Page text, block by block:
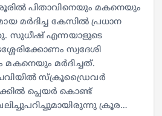
പിതാവിനെയും മകനെയും
മര്‍ദിച്ച കേസില്‍ പ്രധാന
സുധീഷ് എന്നയാളുടെ
സ്വദേശി
മര്‍ദിച്ചത്.
സ്‌ക്രൂഡ്രൈവര്‍
പ്ലെയര്‍ കൊണ്ട്
ക്രൂര…